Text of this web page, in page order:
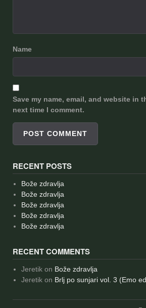
Name
Save my name, email, and website in
next time I comment.
RECENT POSTS
Bože zdravlja
Bože zdravlja
Bože zdravlja
Bože zdravlja
Bože zdravlja
RECENT COMMENTS
Jeretikon Bože zdravlja
Jeretikon Brlj po sunjari vol. 3 (Emo